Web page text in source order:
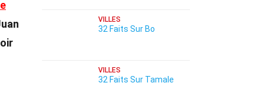
VILLES
32 Faits Sur Bo
VILLES
32 Faits Sur Tamale